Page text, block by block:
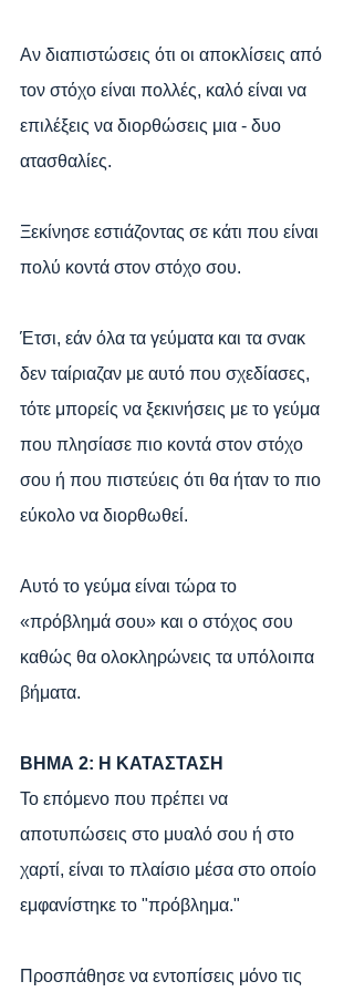
Αν διαπιστώσεις ότι οι αποκλίσεις από
τον στόχο είναι πολλές, καλό είναι να
επιλέξεις να διορθώσεις μια - δυο
ατασθαλίες.
Ξεκίνησε εστιάζοντας σε κάτι που είναι
πολύ κοντά στον στόχο σου.
Έτσι, εάν όλα τα γεύματα και τα σνακ
δεν ταίριαζαν με αυτό που σχεδίασες,
τότε μπορείς να ξεκινήσεις με το γεύμα
που πλησίασε πιο κοντά στον στόχο
σου ή που πιστεύεις ότι θα ήταν το πιο
εύκολο να διορθωθεί.
Αυτό το γεύμα είναι τώρα το
«πρόβλημά σου» και ο στόχος σου
καθώς θα ολοκληρώνεις τα υπόλοιπα
βήματα.
ΒΗΜΑ 2: Η ΚΑΤΑΣΤΑΣΗ
Το επόμενο που πρέπει να
αποτυπώσεις στο μυαλό σου ή στο
χαρτί, είναι το πλαίσιο μέσα στο οποίο
εμφανίστηκε το "πρόβλημα."
Προσπάθησε να εντοπίσεις μόνο τις